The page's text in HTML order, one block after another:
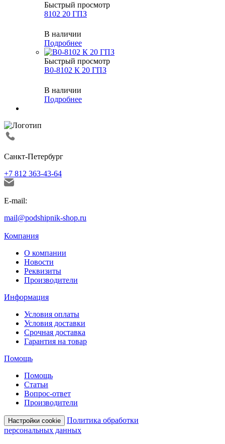
Быстрый просмотр
8102 20 ГПЗ
В наличии
Подробнее
Быстрый просмотр
В0-8102 К 20 ГПЗ
В наличии
Подробнее
Санкт-Петербург
+7 812 363-43-64
E-mail:
mail@podshipnik-shop.ru
Компания
О компании
Новости
Реквизиты
Производители
Информация
Условия оплаты
Условия доставки
Срочная доставка
Гарантия на товар
Помощь
Помощь
Статьи
Вопрос-ответ
Производители
Настройки cookie
Политика обработки
персональных данных